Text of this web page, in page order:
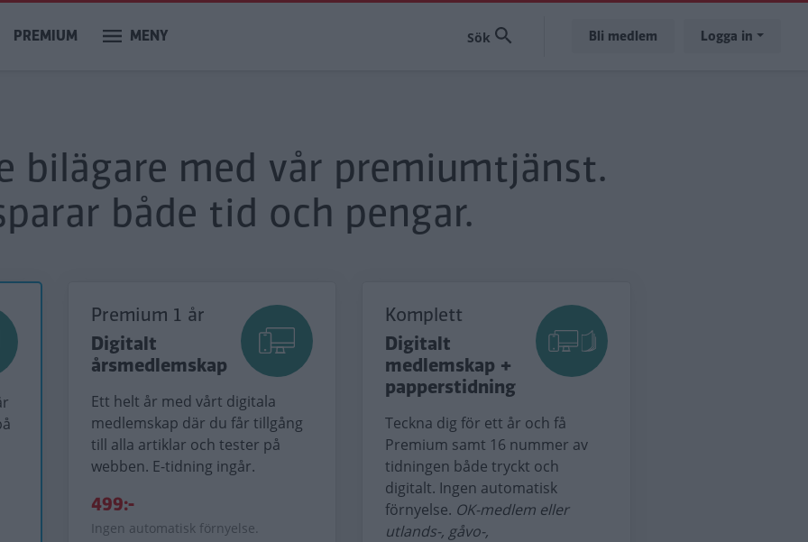
PREMIUM MENY Bli medlem Logga in
bilägare med vår premiumtjänst.
både tid och pengar.
Premium 1 år
Digitalt
årsmedlemskap
Ett helt år med vårt digitala
medlemskap där du får tillgång
till alla artiklar och tester på
webben. E-tidning ingår.
499:-
Ingen automatisk förnyelse.
Komplett
Digitalt
medlemskap +
papperstidning
Teckna dig för ett år och få
Premium samt 16 nummer av
tidningen både tryckt och
digitalt. Ingen automatisk
förnyelse. OK-medlem eller
utlands-, gåvo-,